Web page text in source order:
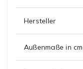
Hersteller
Außenmaße in cm